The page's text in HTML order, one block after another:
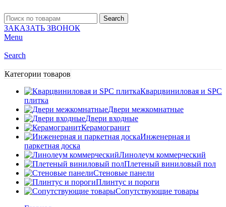
Search
ЗАКАЗАТЬ ЗВОНОК
Menu
Search
Категории товаров
Кварцвиниловая и SPC
плитка
Двери межкомнатные
Двери входные
Керамогранит
Инженерная и
паркетная доска
Линолеум коммерческий
Плетеный виниловый пол
Стеновые панели
Плинтус и пороги
Сопутствующие товары